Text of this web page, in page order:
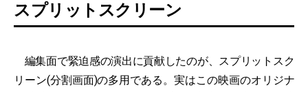
スプリットスクリーン
編集面で緊迫感の演出に貢献したのが、スプリットスク
リーン(分割画面)の多用である。実はこの映画のオリジナ